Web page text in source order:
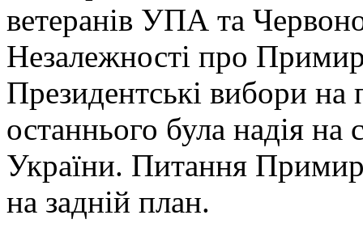
ветеранів УПА та
Незалежності про
Президентські вибори
останнього була надія
України. Питання
на задній план.